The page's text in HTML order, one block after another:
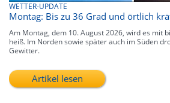
WETTER-UPDATE
Montag: Bis zu 36 Grad und örtlich
Am Montag, dem 10. August 2026, wird es mit
heiß. Im Norden sowie später auch im Süden
Gewitter.
Artikel lesen